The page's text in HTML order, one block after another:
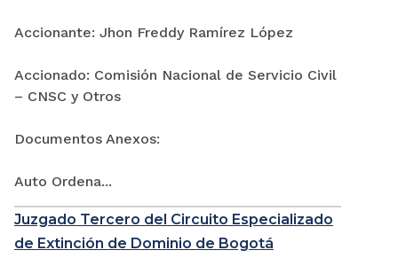
Accionante: Jhon Freddy Ramírez López
Accionado: Comisión Nacional de Servicio Civil
– CNSC y Otros
Documentos Anexos:
Auto Ordena...
Juzgado Tercero del Circuito Especializado
de Extinción de Dominio de Bogotá